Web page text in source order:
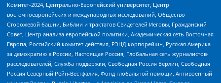
Комитет-2024, Центрально-Европейский университет, Центр
восточноевропейских и международных исследований, Общество
Сторожевой башни, Библии и трактатов Свидетелей Иеговы, Гражданский
Совет, Центр анализа европейской политики, Академическая сеть Восточная
Европа, Российский комитет действия, РЭНД корпорейшн, Русская Америка
за демократию в России, Настоящая Россия, Глобальная сеть журналистов-
расследователей, Служба поддержки, Свободная Россия Берлин, Свободная
Россия Северный Рейн-Вестфалия, Фонд глобальной помощи, Антивоенный